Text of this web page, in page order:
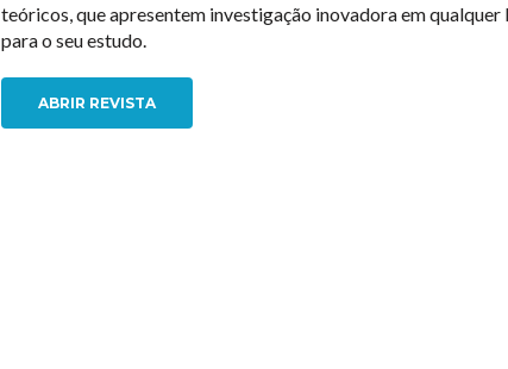
teóricos, que apresentem investigação inovadora em
para o seu estudo.
ABRIR REVISTA